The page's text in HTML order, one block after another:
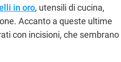
in oro, utensili di cucina,
Accanto a queste ultime
con incisioni, che sembrano